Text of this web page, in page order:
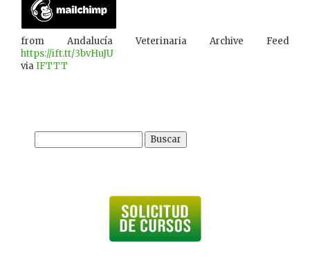
from Andalucía Veterinaria Archive Feed
https://ift.tt/3bvHuJU
viaIFTTT
Buscar: